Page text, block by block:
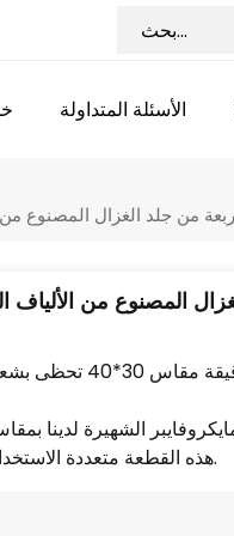
الأسئلة المتداولة
قطعة قماش من
هذه القطعة متعددة الاستخدامات لتلبية احتياجاتك المتنوعة، وهي ضرورية لكل منزل ومالك سيارة.